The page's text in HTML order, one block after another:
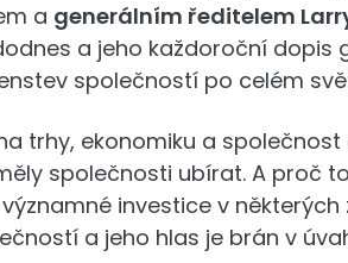
a generálním ředitelem
a jeho každoroční dopis
společností po celém
trhy, ekonomiku a
společnosti ubírat. A proč
investice v některých
a jeho hlas je brán v